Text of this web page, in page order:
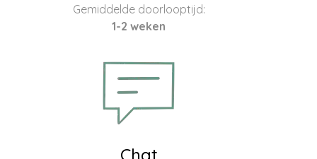
Gemiddelde doorlooptijd:
1-2 weken